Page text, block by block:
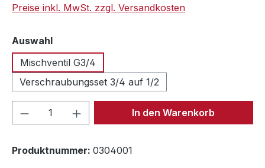
Preise inkl. MwSt. zzgl. Versandkosten
Auswahlauswählen
Mischventil G3/4
Verschraubungsset 3/4 auf 1/2
Produkt Anzahl: Gib denIn den Warenkorb
Produktnummer: 0304001